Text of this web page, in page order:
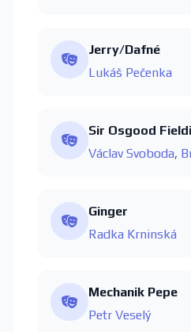
Jerry/Dafné
Lukáš Pečenka
Sir Osgood
Václav Svoboda,
Ginger
Radka Krninská
Mechanik Pepe
Petr Veselý